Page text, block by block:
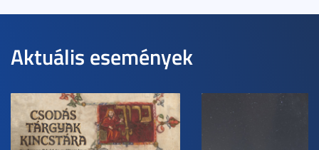
Aktuális események